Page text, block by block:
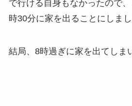
で行ける自身もなかったので
時30分に家を出ることにしまし
結局、8時過ぎに家を出てし